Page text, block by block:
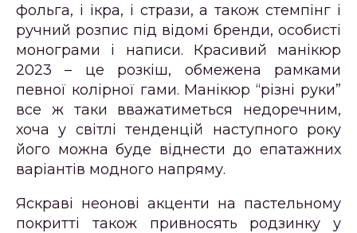
фольга, і ікра, і стрази, а також стемпінг і
ручний розпис під відомі бренди, особисті
монограми і написи. Красивий манікюр
2023 – це розкіш, обмежена рамками
певної колірної гами. Манікюр “різні руки”
все ж таки вважатиметься недоречним,
хоча у світлі тенденцій наступного року
його можна буде віднести до епатажних
варіантів модного напряму.
Яскраві неонові акценти на пастельному
покритті також привносять родзинку у